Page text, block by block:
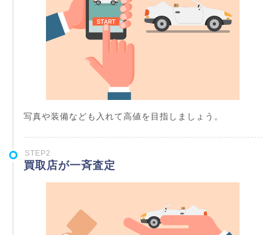
写真や装備なども入れて高値を目指しましょう。
STEP2
買取店が一斉査定